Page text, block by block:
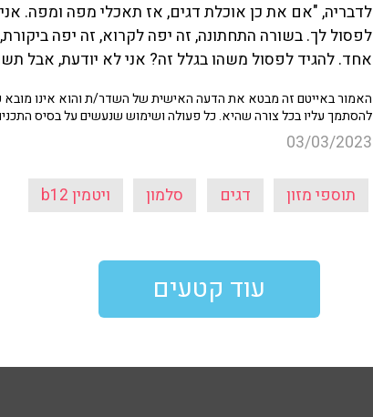
לדבריה, "אם את כן אוכלת דגים, אז תאכלי מפה ומפה.
לפסול לך. בשורה התחתונה, זה יפה לקרוא, זה יפה
אחד. להגיד לפסול משהו בגלל זה? אני לא יודעת, אבל
האמור באייטם זה מבטא את הדעה האישית של השדר/ת והוא אינו מובא
להסתמך עליו בכל צורה שהיא. כל פעולה ושימוש שנעשים על בסיס
03/03/2023
תוספי מזון דגים סלמון ויטמין b12
עוד קטעים